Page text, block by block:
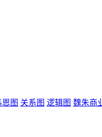
恩图 关系图 逻辑图 魏朱商